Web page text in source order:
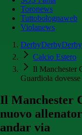
Toronews
Tuttobolognaweb
Violanews
DerbyDerbyDerby
Calcio Estero
Il Manchester
Guardiola
Il Manchester
nuovo
andar via